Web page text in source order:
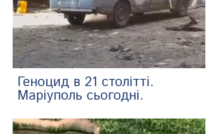
Геноцид в 21 столітті.
Маріуполь сьогодні.